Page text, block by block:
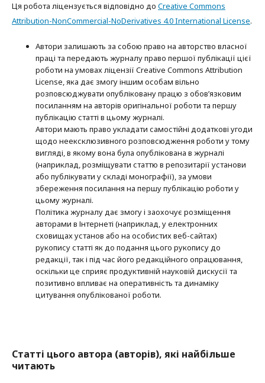
Ця робота ліцензується відповідно до Creative Commons
Attribution-NonCommercial-NoDerivatives 4.0 International License.
Автори залишають за собою право на авторство власної
праці та передають журналу право першої публікації цієї
роботи на умовах ліцензії Creative Commons Attribution
License, яка дає змогу іншим особам вільно
розповсюджувати опубліковану працю з обов’язковим
посиланням на авторів оригінальної роботи та першу
публікацію статті в цьому журналі.
Автори мають право укладати самостійні додаткові угоди
щодо неексклюзивного розповсюдження роботи у тому
вигляді, в якому вона була опублікована в журналі
(наприклад, розміщувати статтю в репозитарії установи
або публікувати у складі монографії), за умови
збереження посилання на першу публікацію роботи у
цьому журналі.
Політика журналу дає змогу і заохочує розміщення
авторами в Інтернеті (наприклад, у електронних
сховищах установ або на особистих веб-сайтах)
рукопису статті як до подання цього рукопису до
редакції, так і під час його редакційного опрацювання,
оскільки це сприяє продуктивній науковій дискусії та
позитивно впливає на оперативність та динаміку
цитування опублікованої роботи.
Статті цього автора (авторів), які найбільше
читають